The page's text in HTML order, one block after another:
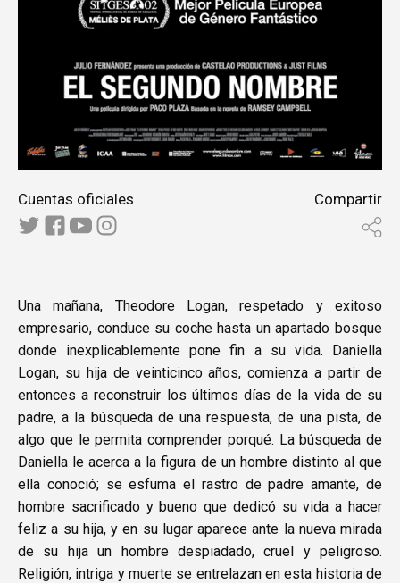
Cuentas oficiales Compartir
Una mañana, Theodore Logan, respetado y exitoso
empresario, conduce su coche hasta un apartado bosque
donde inexplicablemente pone fin a su vida. Daniella
Logan, su hija de veinticinco años, comienza a partir de
entonces a reconstruir los últimos días de la vida de su
padre, a la búsqueda de una respuesta, de una pista, de
algo que le permita comprender porqué. La búsqueda de
Daniella le acerca a la figura de un hombre distinto al que
ella conoció; se esfuma el rastro de padre amante, de
hombre sacrificado y bueno que dedicó su vida a hacer
feliz a su hija, y en su lugar aparece ante la nueva mirada
de su hija un hombre despiadado, cruel y peligroso.
Religión, intriga y muerte se entrelazan en esta historia de